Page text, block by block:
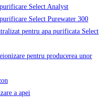
Select Analyst
Select Purewater 300
pentru apa purificata Select
pentru producerea unor
a apei